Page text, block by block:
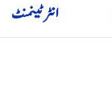
انٹرٹینمنٹ